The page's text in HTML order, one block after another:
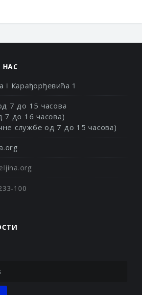
НАС
I Карађорђевића 1
7 до 15 часова
7 до 16 часова)
службе од 7 до 15 часова)
100